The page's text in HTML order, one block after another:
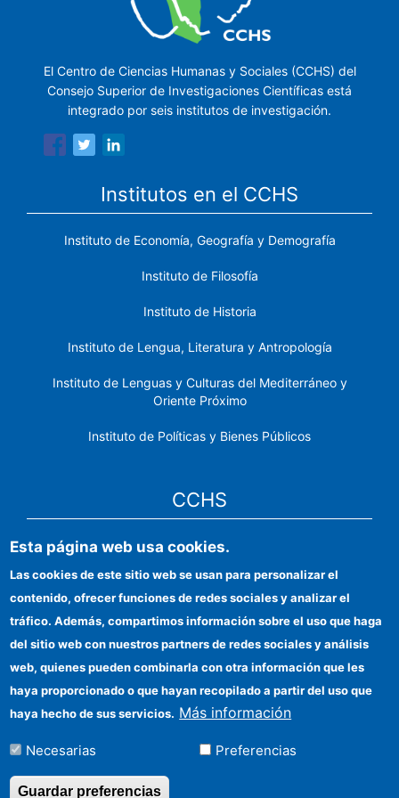
El Centro de Ciencias Humanas y Sociales (CCHS) del
Consejo Superior de Investigaciones Científicas está
integrado por seis institutos de investigación.
Institutos en el CCHS
Instituto de Economía, Geografía y Demografía
Instituto de Filosofía
Instituto de Historia
Instituto de Lengua, Literatura y Antropología
Instituto de Lenguas y Culturas del Mediterráneo y
Oriente Próximo
Instituto de Políticas y Bienes Públicos
CCHS
Sede electrónica CSIC
Identidad institucional
Información para proveedores
Ayudas FEDER
Organismos financiadores
Contacto
Cómo llegar
Esta página web usa cookies.
Las cookies de este sitio web se usan para personalizar el
contenido, ofrecer funciones de redes sociales y analizar el
tráfico. Además, compartimos información sobre el uso que haga
del sitio web con nuestros partners de redes sociales y análisis
web, quienes pueden combinarla con otra información que les
haya proporcionado o que hayan recopilado a partir del uso que
haya hecho de sus servicios. Más información
Necesarias Preferencias
Guardar preferencias